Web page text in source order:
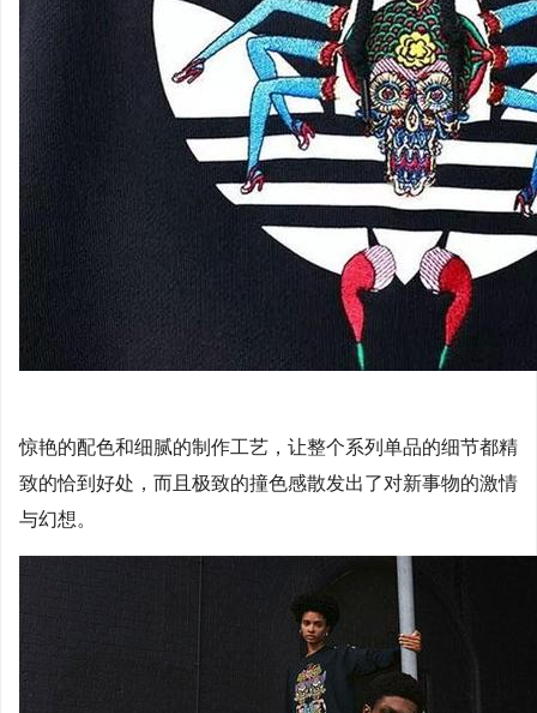
惊艳的配色和细腻的制作工艺，让整个系列单品的细节都精
致的恰到好处，而且极致的撞色感散发出了对新事物的激情
与幻想。